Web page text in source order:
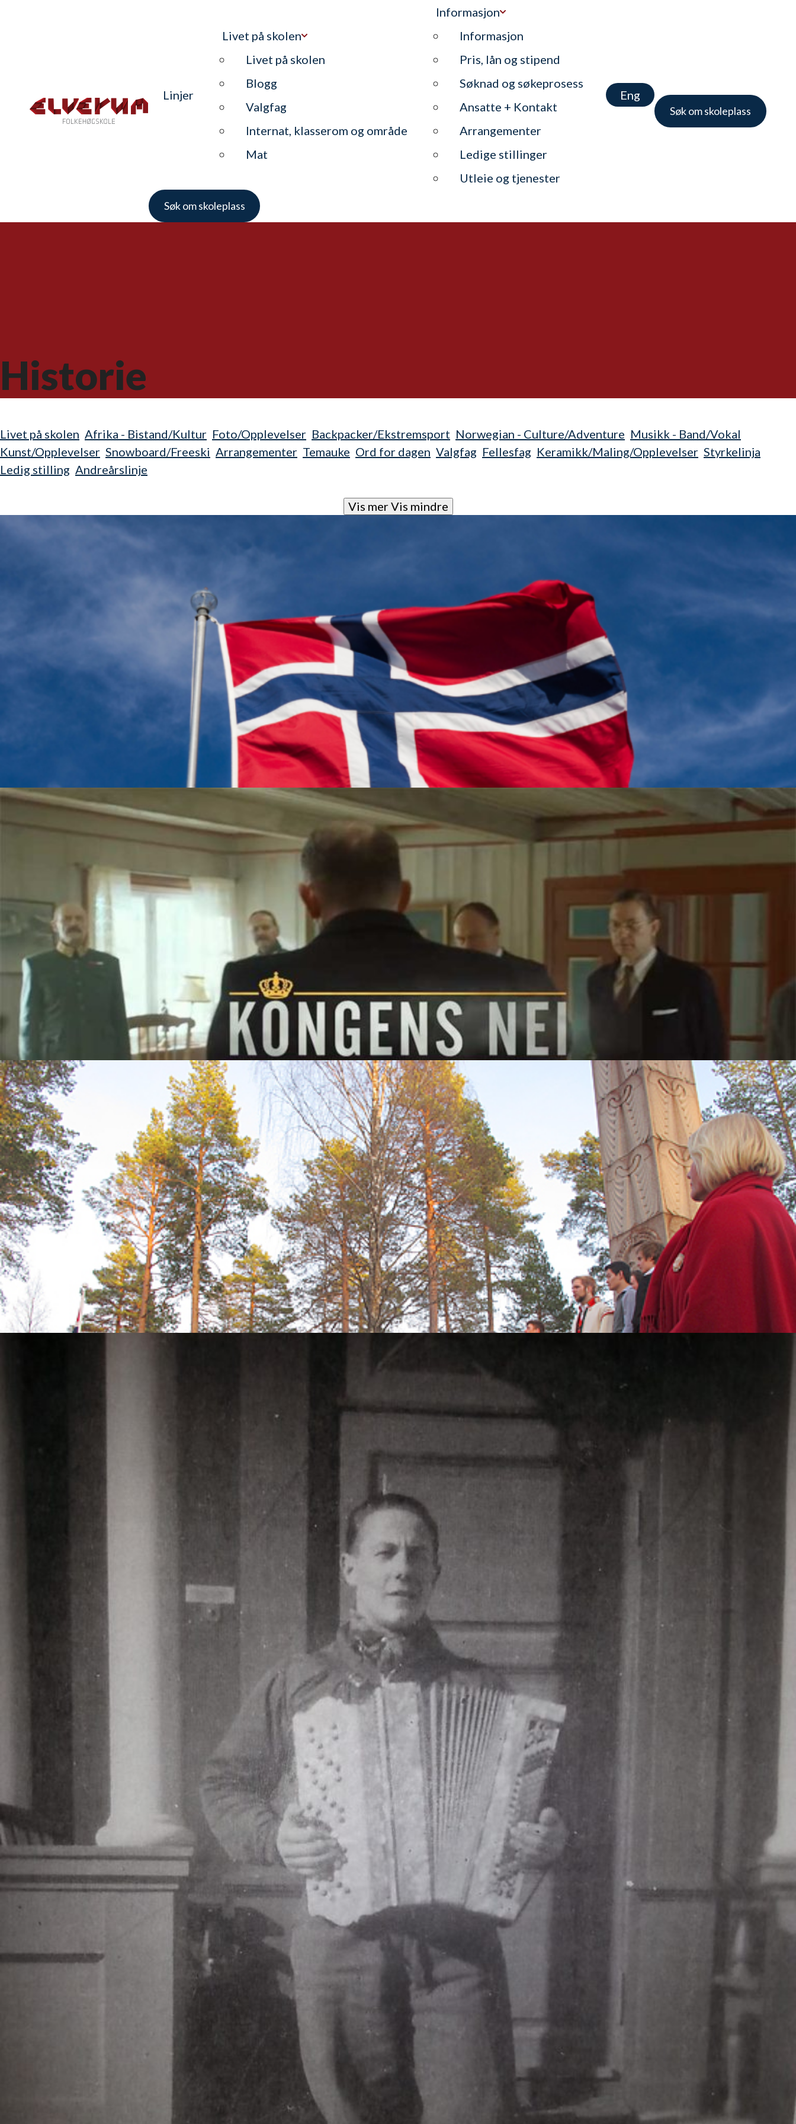
Linjer
Livet på skolen
Livet på skolen
Blogg
Valgfag
Internat, klasserom og område
Mat
Informasjon
Informasjon
Pris, lån og stipend
Søknad og søkeprosess
Ansatte + Kontakt
Arrangementer
Ledige stillinger
Utleie og tjenester
Eng
Søk om skoleplass
Søk om skoleplass
Historie
Livet på skolen Afrika - Bistand/Kultur Foto/Opplevelser Backpacker/Ekstremsport Norwegian - Culture/Adventure Musikk - Band/Vokal
Kunst/Opplevelser Snowboard/Freeski Arrangementer Temauke Ord for dagen Valgfag Fellesfag Keramikk/Maling/Opplevelser Styrkelinja
Ledig stilling Andreårslinje
Vis merVis mindre
Frigjøringsdagen 8. mai
Se Elverum folkehøgskole i «Kongens Nei»
Elverum folkehøgskole
Postadresse
Postboks 1629
Faktura:
LES OM LIVET PÅ SKOLEN
Livet på skolen
Internat, klasserom og område
Mat
Linjer
Valgfag
Fellesfag
Blogg
facebook_linkinstagram_link
youtube_linktiktok_linksnapchat_link
Informasjon
Om Elverum folkehøgskole
Søknad og søkeprosess
Pris, lån og stipend
Kontakt oss
Arrangementer
Utleie og tjenester